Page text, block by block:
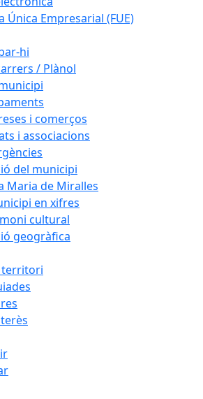
Única Empresarial (FUE)
hi
/ Plànol
i comerços
i associacions
del municipi
Maria de Miralles
en xifres
cultural
geogràfica
territori